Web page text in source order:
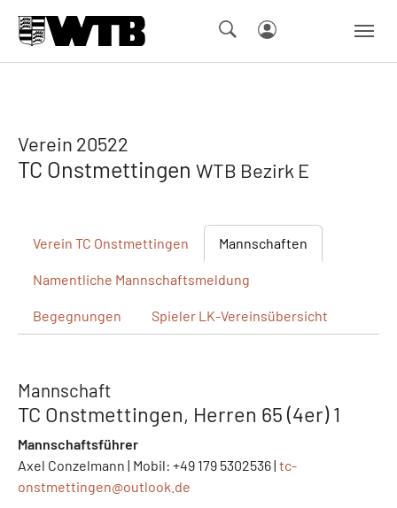
Verein 20522
TC Onstmettingen WTB Bezirk E
Verein TC Onstmettingen Mannschaften
Namentliche Mannschaftsmeldung
Begegnungen Spieler LK-Vereinsübersicht
Mannschaft
TC Onstmettingen, Herren 65 (4er) 1
Mannschaftsführer
Axel Conzelmann | Mobil: +49 179 5302536 | tc-
onstmettingen@outlook.de